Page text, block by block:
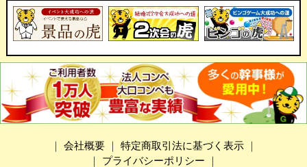
｜ 会社概要｜ 特定商取引法に基づく表示｜
｜ プライバシーポリシー ｜